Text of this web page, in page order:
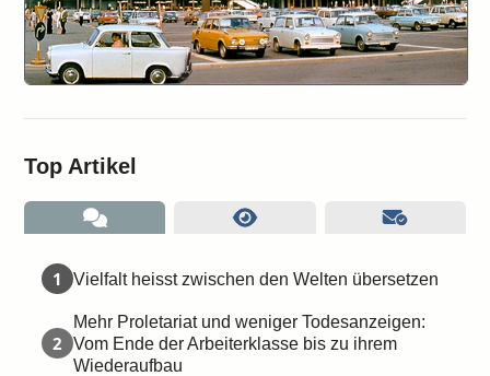
Top Artikel
1 Vielfalt heisst zwischen den Welten übersetzen
2
Mehr Proletariat und weniger Todesanzeigen:
Vom Ende der Arbeiterklasse bis zu ihrem
Wiederaufbau